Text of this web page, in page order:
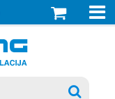

